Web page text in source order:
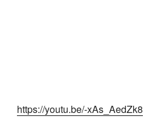
https://youtu.be/-xAs_AedZk8